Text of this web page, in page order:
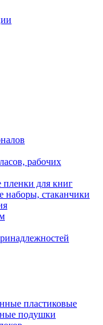
рабочих
пленки для книг
наборы, стаканчики
пластиковые
подушки